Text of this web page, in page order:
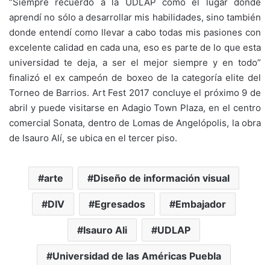
aprendí no sólo a desarrollar mis habilidades, sino también
donde entendí como llevar a cabo todas mis pasiones con
excelente calidad en cada una, eso es parte de lo que esta
universidad te deja, a ser el mejor siempre y en todo”
finalizó el ex campeón de boxeo de la categoría elite del
Torneo de Barrios. Art Fest 2017 concluye el próximo 9 de
abril y puede visitarse en Adagio Town Plaza, en el centro
comercial Sonata, dentro de Lomas de Angelópolis, la obra
de Isauro Alí, se ubica en el tercer piso.
arte Diseño de información visual
DIV Egresados Embajador
Isauro Ali UDLAP
Universidad de las Américas Puebla